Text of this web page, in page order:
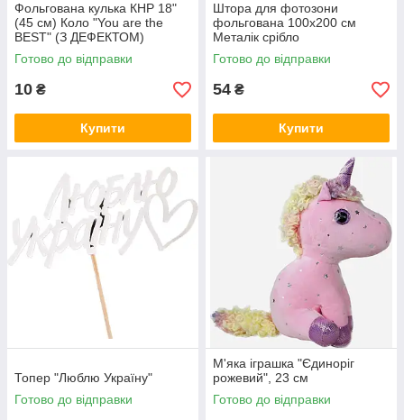
Фольгована кулька КНР 18"
(45 см) Коло "You are the
BEST" (З ДЕФЕКТОМ)
Готово до відправки
10 ₴
Купити
Штора для фотозони
фольгована 100х200 см
Металік срібло
Готово до відправки
54 ₴
Купити
Топер "Люблю Україну"
Готово до відправки
М'яка іграшка "Єдиноріг
рожевий", 23 см
Готово до відправки